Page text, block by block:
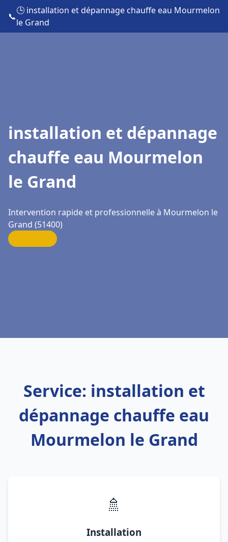
📞
🕒 installation et dépannage chauffe eau Mourmelon
le Grand
installation et dépannage
chauffe eau Mourmelon
le Grand
Intervention rapide et professionnelle à Mourmelon le
Grand (51400)
Service: installation et
dépannage chauffe eau
Mourmelon le Grand
🚿
Installation